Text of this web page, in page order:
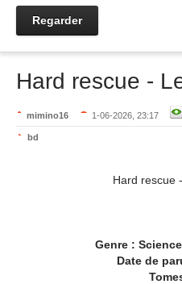
Regarder
Hard rescue -
mimino16 1-06-2026, 23:17
bd
Hard rescue
Genre :
Date de